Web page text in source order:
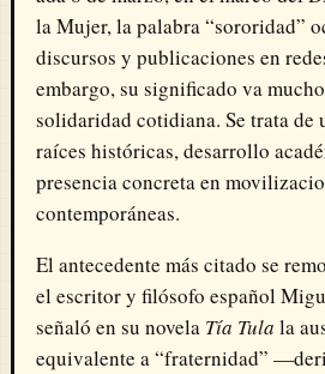
la Mujer, la palabra “sororidad”
discursos y publicaciones en
embargo, su significado va
solidaridad cotidiana. Se trata de
raíces históricas, desarrollo
presencia concreta en
contemporáneas.
El antecedente más citado se
el escritor y filósofo español
señaló en su novela Tía Tula la
equivalente a “fraternidad”